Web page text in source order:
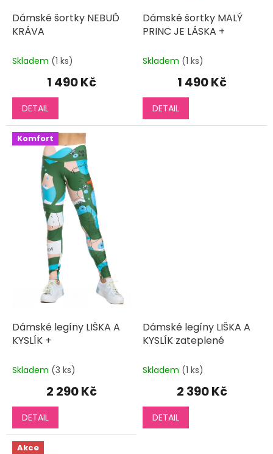
Dámské šortky NEBUĎ
KRÁVA
Skladem (1 ks)
1 490 Kč
DETAIL
Dámské šortky MALÝ
PRINC JE LÁSKA +
Skladem (1 ks)
1 490 Kč
DETAIL
Komfort
Dámské legíny LIŠKA A
KYSLÍK +
Skladem (3 ks)
2 290 Kč
DETAIL
Dámské legíny LIŠKA A
KYSLÍK zateplené
Skladem (1 ks)
2 390 Kč
DETAIL
Akce